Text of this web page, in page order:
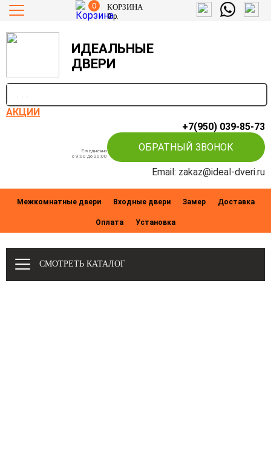
0 КОРЗИНА
0р.
ИДЕАЛЬНЫЕ
ДВЕРИ
АКЦИИ
+7(950) 039-85-73
Ежедневно
c 9:00 до 20:00
ОБРАТНЫЙ ЗВОНОК
Email: zakaz@ideal-dveri.ru
Межкомнатные двери Входные двери Замер Доставка
Оплата Установка
СМОТРЕТЬ КАТАЛОГ